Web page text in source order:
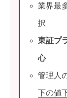
業界最
択
東証プ
心
管理人
下の値